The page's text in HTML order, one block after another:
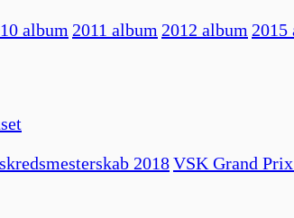
album 2011 album 2012 album 2015
2018VSK Grand